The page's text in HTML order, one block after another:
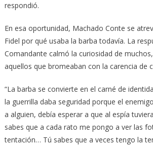
respondió.
En esa oportunidad, Machado Conte se
Fidel por qué usaba la barba todavía. La
Comandante calmó la curiosidad de
aquellos que bromeaban con la carencia de
“La barba se convierte en el carné de
la guerrilla daba seguridad porque el
a alguien, debía esperar a que al espía
sabes que a cada rato me pongo a ver las
tentación… Tú sabes que a veces tengo la